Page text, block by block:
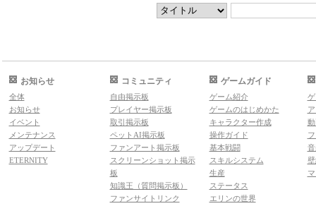
お知らせ
全体
お知らせ
イベント
メンテナンス
アップデート
ETERNITY
コミュニティ
自由掲示板
プレイヤー掲示板
取引掲示板
ペットAI掲示板
ファンアート掲示板
スクリーンショット掲示
板
知識王（質問掲示板）
ファンサイトリンク
ゲームガイド
ゲーム紹介
ゲームのはじめかた
キャラクター作成
操作ガイド
基本戦闘
スキルシステム
生産
ステータス
エリンの世界